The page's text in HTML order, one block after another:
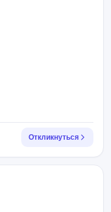
Откликнуться